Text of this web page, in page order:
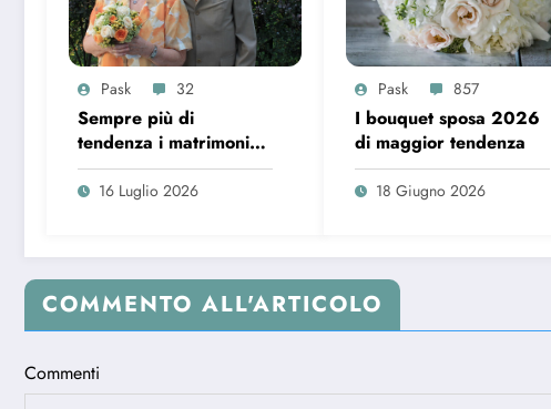
Pask 32
Sempre più di
tendenza i matrimoni
over 65 in Italia
16 Luglio 2026
Pask 857
I bouquet sposa 2026
di maggior tendenza
18 Giugno 2026
COMMENTO ALL'ARTICOLO
Commenti